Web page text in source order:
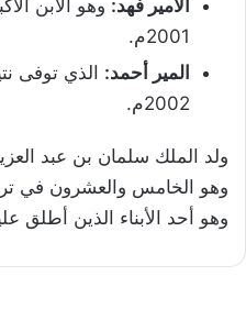
الأمير فهد: وهو الأبن
2001م.
المير أحمد: الذي توفى
2002م.
وهو الخامس والعشرون في
وهو أحد الأبناء الذين أطلق